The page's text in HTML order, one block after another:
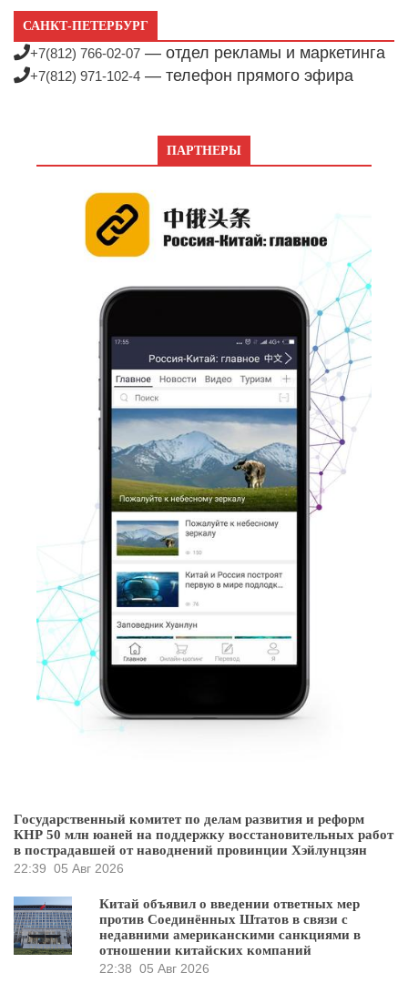
САНКТ-ПЕТЕРБУРГ
+7(812) 766-02-07 — отдел рекламы и маркетинга
+7(812) 971-102-4 — телефон прямого эфира
ПАРТНЕРЫ
Государственный комитет по делам развития и реформ
КНР 50 млн юаней на поддержку восстановительных работ
в пострадавшей от наводнений провинции Хэйлунцзян
22:39 05 Авг 2026
Китай объявил о введении ответных мер
против Соединённых Штатов в связи с
недавними американскими санкциями в
отношении китайских компаний
22:38 05 Авг 2026